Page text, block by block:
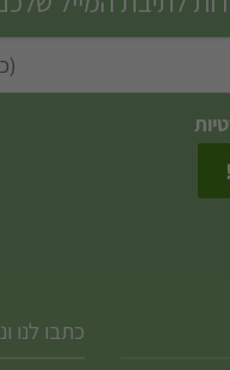
לבחור
כתבו לנו